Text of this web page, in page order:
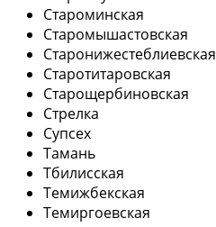
Староминская
Старомышастовская
Старонижестеблиевская
Старотитаровская
Старощербиновская
Стрелка
Супсех
Тамань
Тбилисская
Темижбекская
Темиргоевская